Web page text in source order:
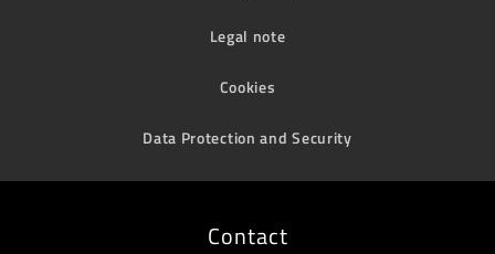
Legal note
Cookies
Data Protection and Security
Contact